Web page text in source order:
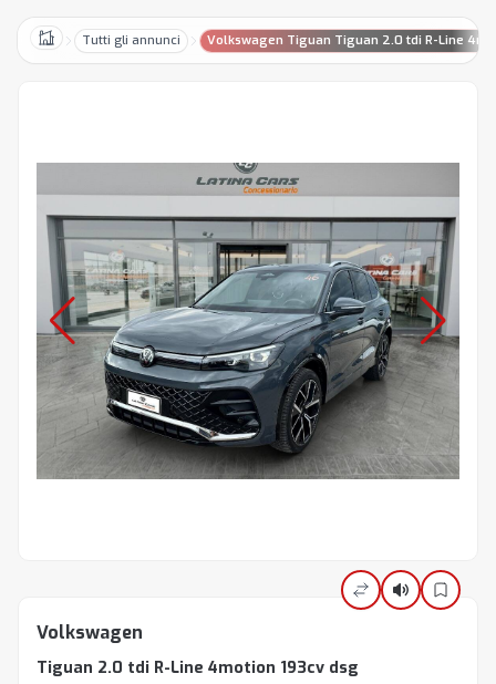
HomeTutti gli annunci Volkswagen Tiguan Tiguan 2.0 tdi R-Line
Volkswagen
Tiguan 2.0 tdi R-Line 4motion 193cv dsg